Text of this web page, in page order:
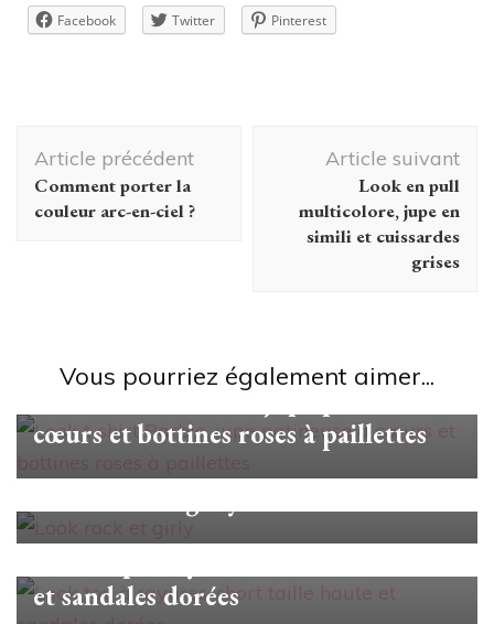
Facebook Twitter Pinterest
Navigation
d'article
Article précédent
Comment porter la
couleur arc-en-ciel ?
Article suivant
Look en pull
multicolore, jupe en
simili et cuissardes
grises
Vous pourriez également aimer...
#unjourunlook
Look t-shirt Barbie, jupe patineuse à
cœurs et bottines roses à paillettes
#unjourunlook
#unjourunlook
et sandales dorées